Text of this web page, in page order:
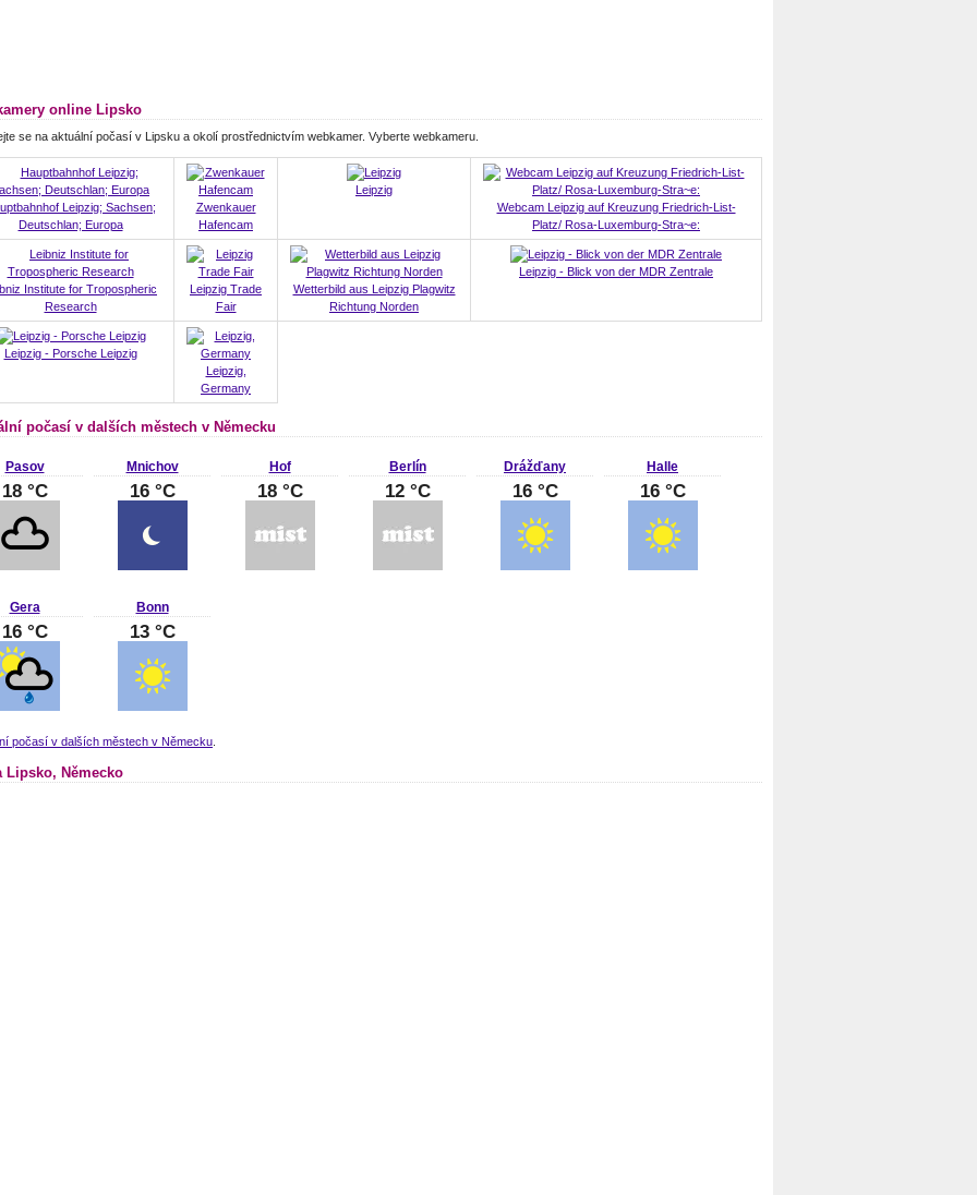
online Lipsko
se na aktuální počasí v Lipsku a okolí prostřednictvím webkamer. Vyberte webkameru.
Leipzig; Sachsen;
Deutschlan; Europa
Zwenkauer
Hafencam
Leipzig
Webcam Leipzig auf Kreuzung Friedrich-List-
Platz/ Rosa-Luxemburg-Stra~e:
Institute for Tropospheric
Research
Leipzig Trade
Fair
Wetterbild aus Leipzig Plagwitz
Richtung Norden
Leipzig - Blick von der MDR Zentrale
Leipzig - Porsche Leipzig
Leipzig,
Germany
počasí v dalších městech v Německu
Pasov
18 °C
Mnichov
16 °C
Hof
18 °C
Berlín
12 °C
Drážďany
16 °C
Halle
16 °C
Gera
16 °C
Bonn
13 °C
počasí v dalších městech v Německu
Lipsko, Německo